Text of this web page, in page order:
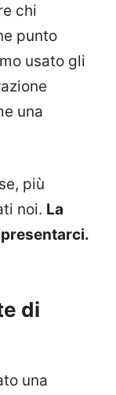
chi
punto
usato gli
una
più
noi. La
di
una